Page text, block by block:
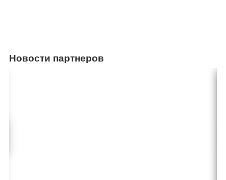
Новости партнеров